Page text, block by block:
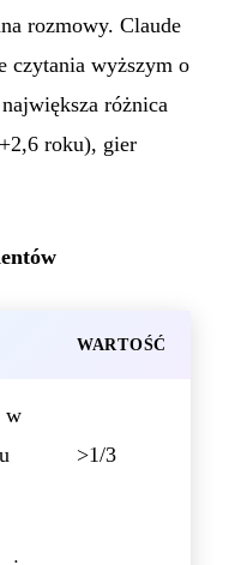
rozmowy. Claude
czytania wyższym o
różnica
roku), gier
WARTOŚĆ
w
>1/3